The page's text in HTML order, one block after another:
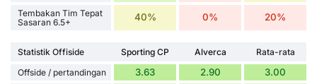
Tembakan Tim Tepat
Sasaran 6.5+
40% 0% 20%
Statistik Offiside Sporting CP Alverca
Rata-rata
Offside / pertandingan
3.63 2.90 3.00